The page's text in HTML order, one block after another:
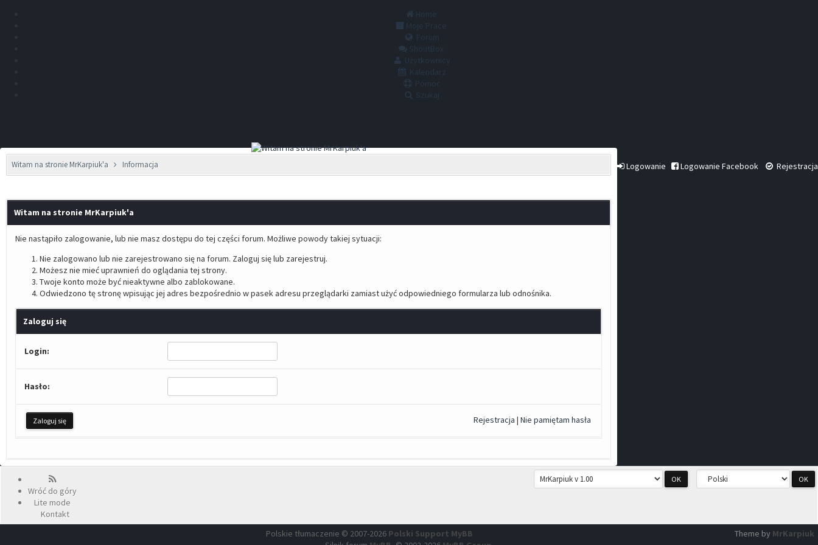
Home
Moje Prace
Forum
ShoutBox
Użytkownicy
Kalendarz
Pomoc
Szukaj
Logowanie Logowanie Facebook Rejestracja
Witam na stronie MrKarpiuk'a Informacja
Witam na stronie MrKarpiuk'a
Nie nastąpiło zalogowanie, lub nie masz dostępu do tej części forum. Możliwe powody takiej sytuacji:
Nie zalogowano lub nie zarejestrowano się na forum. Zaloguj się lub zarejestruj.
Możesz nie mieć uprawnień do oglądania tej strony.
Twoje konto może być nieaktywne albo zablokowane.
Odwiedzono tę stronę wpisując jej adres bezpośrednio w pasek adresu przeglądarki zamiast użyć odpowiedniego formularza lub odnośnika.
Zaloguj się
Login:
Hasło:
Rejestracja | Nie pamiętam hasła
Wróć do góry
Lite mode
Kontakt
Theme by MrKarpiuk
Polskie tłumaczenie © 2007-2026 Polski Support MyBB